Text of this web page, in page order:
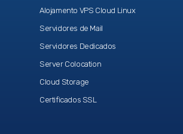
Alojamento VPS Cloud Linux
Servidores de Mail
Servidores Dedicados
Server Colocation
Cloud Storage
Certificados SSL